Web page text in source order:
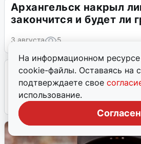
На информационном
cookie-файлы. Оставаясь на
подтверждаете свое
использование.
Согласен
Ариана Гранде